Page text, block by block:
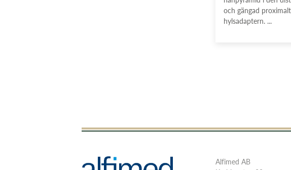
och gängad
hylsadaptern. ...
Alfimed AB